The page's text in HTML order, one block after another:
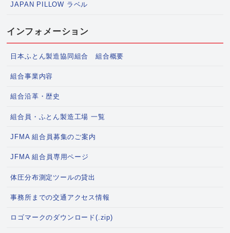
JAPAN PILLOW ラベル
インフォメーション
日本ふとん製造協同組合 組合概要
組合事業内容
組合沿革・歴史
組合員・ふとん製造工場 一覧
JFMA 組合員募集のご案内
JFMA 組合員専用ページ
体圧分布測定ツールの貸出
事務所までの交通アクセス情報
ロゴマークのダウンロード(.zip)